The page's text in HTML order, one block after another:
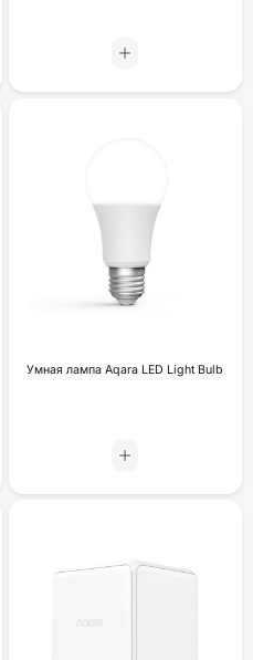
Умная лампа Aqara LED Light Bulb